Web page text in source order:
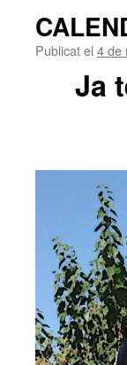
Publicat el 4 de
Ja